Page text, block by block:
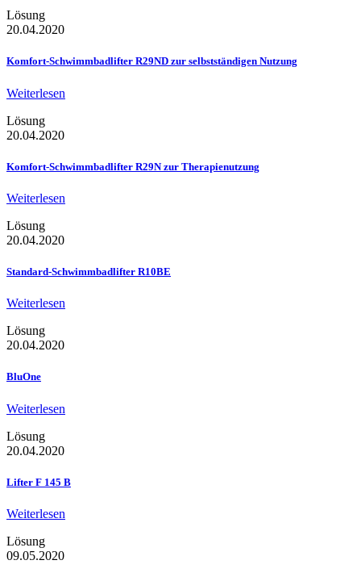
Lösung
20.04.2020
Komfort-Schwimmbadlifter R29ND zur selbstständigen Nutzung
Weiterlesen
Lösung
20.04.2020
Komfort-Schwimmbadlifter R29N zur Therapienutzung
Weiterlesen
Lösung
20.04.2020
Standard-Schwimmbadlifter R10BE
Weiterlesen
Lösung
20.04.2020
BluOne
Weiterlesen
Lösung
20.04.2020
Lifter F 145 B
Weiterlesen
Lösung
09.05.2020